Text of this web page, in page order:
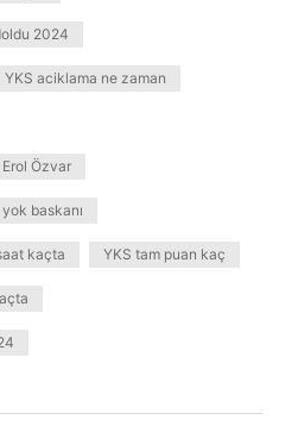
2024
YKS aciklama ne zaman
Özvar
baskanı
kaçta YKS tam puan kaç